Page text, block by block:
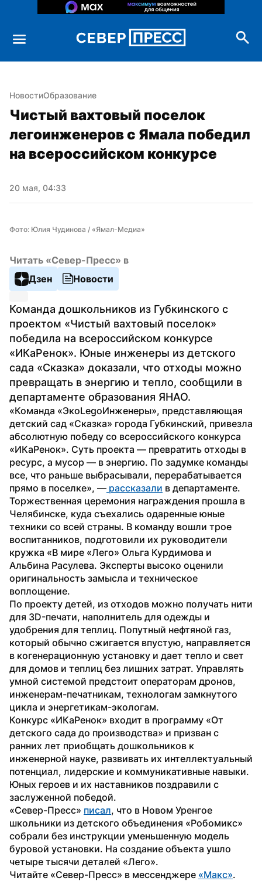
НовостиОбразование
Чистый вахтовый поселок
легоинженеров с Ямала победил
на всероссийском конкурсе
20 мая, 04:33
Фото: Юлия Чудинова / «Ямал-Медиа»
Читать «Север-Пресс» в
Дзен
Новости
Команда дошкольников из Губкинского с
проектом «Чистый вахтовый поселок»
победила на всероссийском конкурсе
«ИКаРенок». Юные инженеры из детского
сада «Сказка» доказали, что отходы можно
превращать в энергию и тепло, сообщили в
департаменте образования ЯНАО.
«Команда «ЭкоLegoИнженеры», представляющая
детский сад «Сказка» города Губкинский, привезла
абсолютную победу со всероссийского конкурса
«ИКаРенок». Суть проекта — превратить отходы в
ресурс, а мусор — в энергию. По задумке команды
все, что раньше выбрасывали, перерабатывается
прямо в поселке», — рассказали в департаменте.
Торжественная церемония награждения прошла в
Челябинске, куда съехались одаренные юные
техники со всей страны. В команду вошли трое
воспитанников, подготовили их руководители
кружка «В мире «Лего» Ольга Курдимова и
Альбина Расулева. Эксперты высоко оценили
оригинальность замысла и техническое
воплощение.
По проекту детей, из отходов можно получать нити
для 3D-печати, наполнитель для одежды и
удобрения для теплиц. Попутный нефтяной газ,
который обычно сжигается впустую, направляется
в когенерационную установку и дает тепло и свет
для домов и теплиц без лишних затрат. Управлять
умной системой предстоит операторам дронов,
инженерам-печатникам, технологам замкнутого
цикла и энергетикам-экологам.
Конкурс «ИКаРенок» входит в программу «От
детского сада до производства» и призван с
ранних лет приобщать дошкольников к
инженерной науке, развивать их интеллектуальный
потенциал, лидерские и коммуникативные навыки.
Юных героев и их наставников поздравили с
заслуженной победой.
«Север-Пресс» писал, что в Новом Уренгое
школьники из детского объединения «Робомикс»
собрали без инструкции уменьшенную модель
буровой установки. На создание объекта ушло
четыре тысячи деталей «Лего».
Читайте «Север-Пресс» в мессенджере «Макс».